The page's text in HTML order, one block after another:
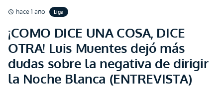
schedule hace 1 año Liga
¡COMO DICE UNA COSA, DICE
OTRA! Luis Muentes dejó más
dudas sobre la negativa de dirigir
la Noche Blanca (ENTREVISTA)